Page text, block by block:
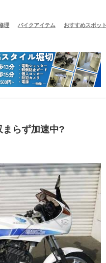
理 バイクアイテム おすすめスポッ
まらず加速中?